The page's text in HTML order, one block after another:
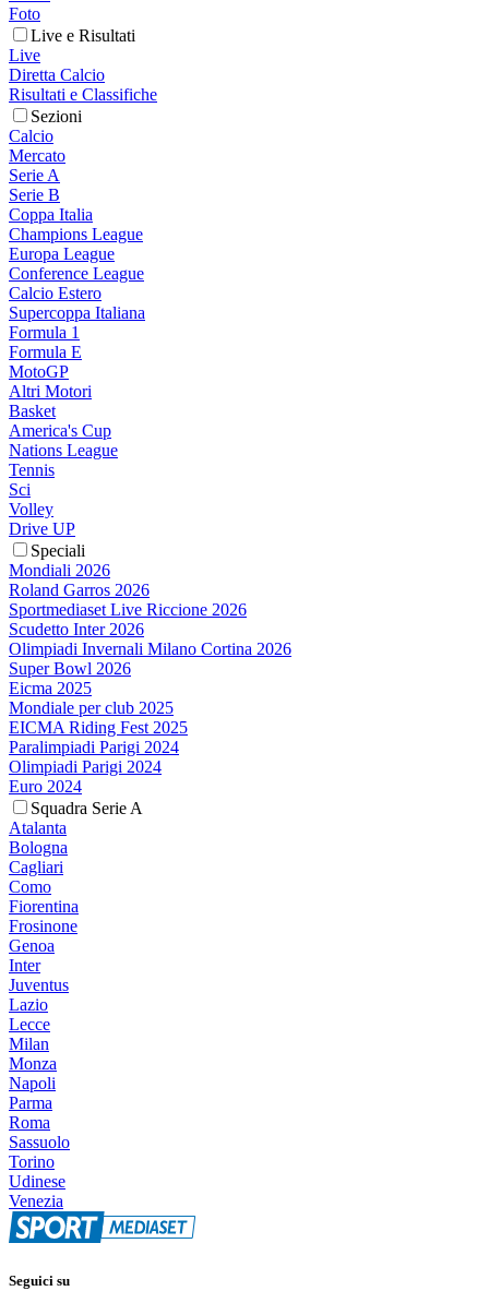
Foto
Live e Risultati
Live
Diretta Calcio
Risultati e Classifiche
Sezioni
Calcio
Mercato
Serie A
Serie B
Coppa Italia
Champions League
Europa League
Conference League
Calcio Estero
Supercoppa Italiana
Formula 1
Formula E
MotoGP
Altri Motori
Basket
America's Cup
Nations League
Tennis
Sci
Volley
Drive UP
Speciali
Mondiali 2026
Roland Garros 2026
Sportmediaset Live Riccione 2026
Scudetto Inter 2026
Olimpiadi Invernali Milano Cortina 2026
Super Bowl 2026
Eicma 2025
Mondiale per club 2025
EICMA Riding Fest 2025
Paralimpiadi Parigi 2024
Olimpiadi Parigi 2024
Euro 2024
Squadra Serie A
Atalanta
Bologna
Cagliari
Como
Fiorentina
Frosinone
Genoa
Inter
Juventus
Lazio
Lecce
Milan
Monza
Napoli
Parma
Roma
Sassuolo
Torino
Udinese
Venezia
Seguici su